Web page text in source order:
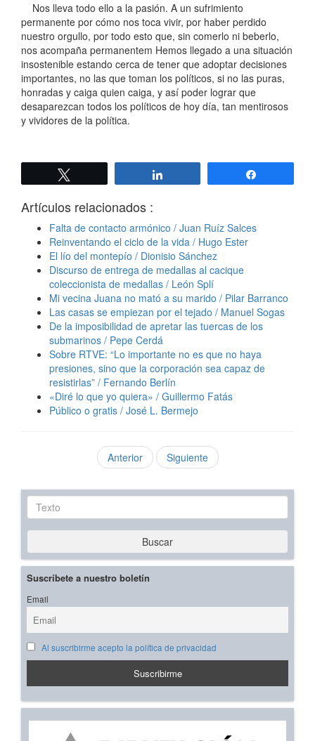
Nos lleva todo ello a la pasión. A un sufrimiento
permanente por cómo nos toca vivir, por haber perdido
nuestro orgullo, por todo esto que, sin comerlo ni beberlo,
nos acompaña permanentem Hemos llegado a una situación
insostenible estando cerca de tener que adoptar decisiones
importantes, no las que toman los políticos, si no las puras,
honradas y caiga quien caiga, y así poder lograr que
desaparezcan todos los políticos de hoy día, tan mentirosos
y vividores de la política.
Artículos relacionados :
Falta de contacto armónico / Juan Ruíz Salces
Reinventando el ciclo de la vida / Hugo Ester
El lío del montepío / Dionisio Sánchez
Discurso de entrega de medallas al cacique
coleccionista de medallas / León Splí
Mi vecina Juana no mató a su marido / Pilar Barranco
Las casas se empiezan por el tejado / Manuel Sogas
De la imposibilidad de apretar las tuercas de los
submarinos / Pepe Cerdá
Sobre RTVE: “Lo importante no es que no haya
presiones, sino que la corporación sea capaz de
resistirlas” / Fernando Berlín
«Diré lo que yo quiera» / Guillermo Fatás
Público o gratis / José L. Bermejo
Anterior Siguiente
Texto
Buscar
Suscríbete a nuestro boletín
Email
Al suscribirme acepto la política de privacidad